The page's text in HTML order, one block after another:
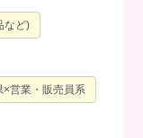
など)
×営業・販売員系